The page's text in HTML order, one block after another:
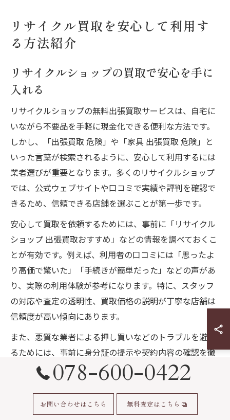
リサイクル買取を安心して利用す
る方法紹介
リサイクルショップの買取で安心を手に
入れる
リサイクルショップの無料出張買取サービスは、自宅に
いながら不要品を手軽に現金化できる便利な方法です。
しかし、「出張買取 危険」や「家具 出張買取 危険」と
いった言葉が検索されるように、安心して利用するには
業者選びが重要となります。多くのリサイクルショップ
では、公式ウェブサイトや口コミで実績や評判を確認で
きるため、信頼できる店舗を選ぶことが第一歩です。
安心して買取を依頼するためには、事前に「リサイクル
ショップ 出張買取おすすめ」などの情報を調べておくこ
とが有効です。例えば、利用者の口コミには「思ったよ
り高価で驚いた」「手続きが簡単だった」などの声があ
り、実際の利用体験が参考になります。特に、スタッフ
の対応や査定の透明性、買取価格の説明が丁寧な店舗は
信頼度が高い傾向にあります。
また、悪質な業者による押し買いなどのトラブルを避け
るためには、事前に身分証の提示や契約内容の確認を徹
底しましょう。法律的にも、アポ無しでの訪問買取は原
則として規制されており、正規の手続きを踏む業者を選
ぶことが重要です。安心して自宅の片付けや断捨離を進
めるためにも、信頼できるリサイクルショップの出張買
078-600-0422
お問い合わせはこちら 無料査定はこちら